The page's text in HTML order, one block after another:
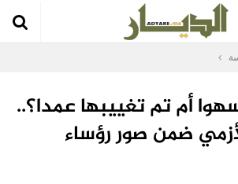
أم تم تغييبها عمدا؟..
ضمن صور رؤساء